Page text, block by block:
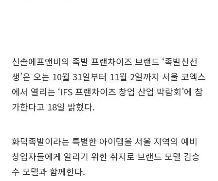
신솔에프앤비의 족발 프랜차이즈 브랜드 ‘족발신선
생’은 오는 10월 31일부터 11월 2일까지 서울 코엑스
에서 열리는 ‘IFS 프랜차이즈 창업 산업 박람회’에 참
가한다고 18일 밝혔다.
화덕족발이라는 특별한 아이템을 서울 지역의 예비
창업자들에게 알리기 위한 취지로 브랜드 모델 김승
수 모델과 함께한다.